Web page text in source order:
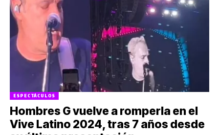
ESPECTÁCULOS
Hombres G vuelve a romperla en el
Vive Latino 2024, tras 7 años desde